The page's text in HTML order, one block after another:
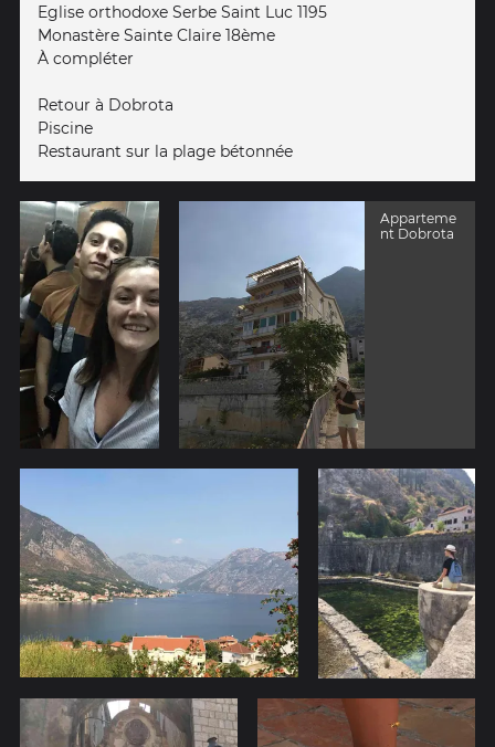
Eglise orthodoxe Serbe Saint Luc 1195
Monastère Sainte Claire 18ème
À compléter
Retour à Dobrota
Piscine
Restaurant sur la plage bétonnée
Apparteme
nt Dobrota